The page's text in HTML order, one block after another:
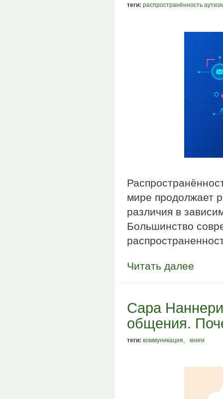
теги: распространённость
мире продолжает
различия в
Большинство
Читать далее
Сара
общения.
теги: коммуникация книги